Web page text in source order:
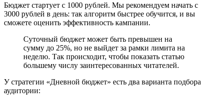
Бюджет стартует с 1000 рублей. Мы рекомендуем начать с
3000 рублей в день: так алгоритм быстрее обучится, и вы
сможете оценить эффективность кампании.
Суточный бюджет может быть превышен на
сумму до 25%, но не выйдет за рамки лимита на
неделю. Так происходит, чтобы показать статью
большему числу заинтересованных читателей.
У стратегии «Дневной бюджет» есть два варианта подбора
аудитории: